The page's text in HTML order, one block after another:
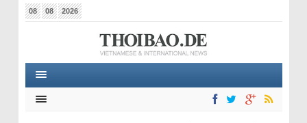
08 08 2026